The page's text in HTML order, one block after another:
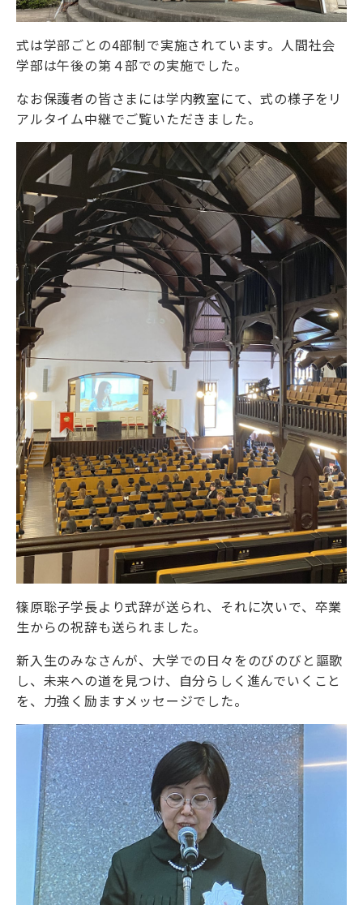
式は学部ごとの4部制で実施されています。人間社会
学部は午後の第４部での実施でした。
なお保護者の皆さまには学内教室にて、式の様子をリ
アルタイム中継でご覧いただきました。
篠原聡子学長より式辞が送られ、それに次いで、卒業
生からの祝辞も送られました。
新入生のみなさんが、大学での日々をのびのびと謳歌
し、未来への道を見つけ、自分らしく進んでいくこと
を、力強く励ますメッセージでした。